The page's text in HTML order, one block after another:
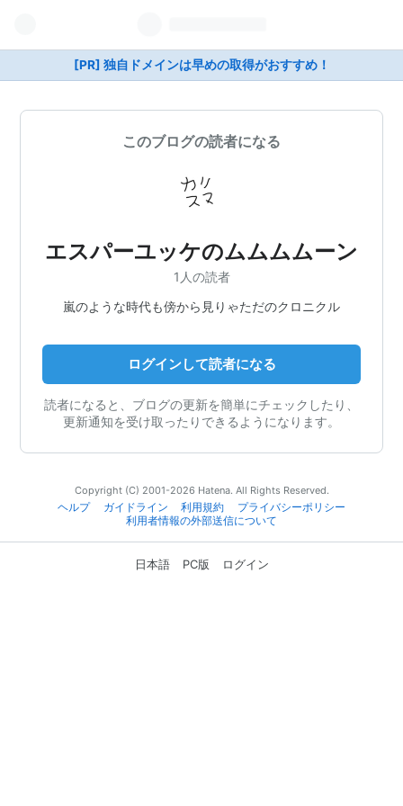
[PR] 独自ドメインは早めの取得がおすすめ！
このブログの読者になる
エスパーユッケのムムムムーン
1人の読者
嵐のような時代も傍から見りゃただのクロニクル
ログインして読者になる
読者になると、ブログの更新を簡単にチェックしたり、
更新通知を受け取ったりできるようになります。
Copyright (C) 2001-2026 Hatena. All Rights Reserved.
ヘルプ
ガイドライン 利用規約
プライバシーポリシー
利用者情報の外部送信について
日本語 PC版 ログイン